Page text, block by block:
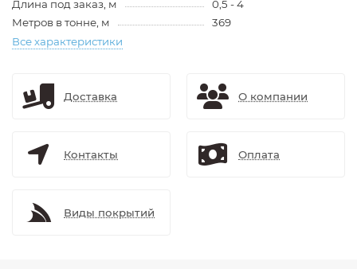
Длина под заказ, м
0,5 - 4
Метров в тонне, м
369
Все характеристики
Доставка О компании
Контакты Оплата
Виды покрытий